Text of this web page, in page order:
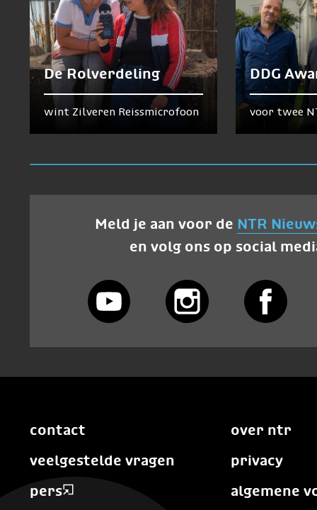
De Rolverdeling
wint Zilveren Reissmicrofoon
DDG
voor twee
Meld je aan voor de NTR
en volg ons op social
contact
veelgestelde vragen
pers
over ntr
privacy
algemene